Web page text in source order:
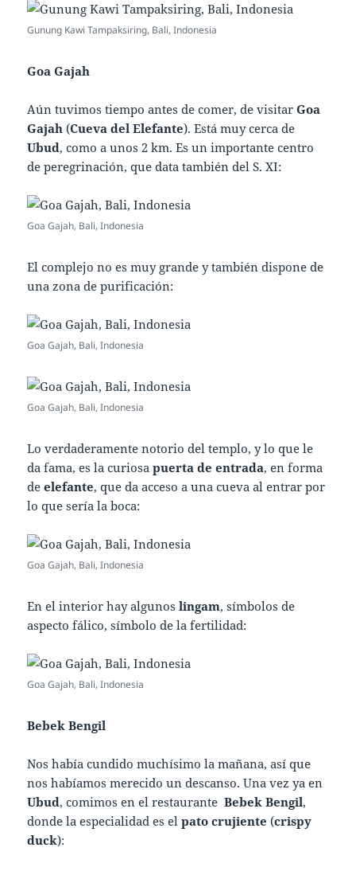
Gunung Kawi Tampaksiring, Bali, Indonesia
Goa Gajah
Aún tuvimos tiempo antes de comer, de visitarGoa
Gajah (Cueva del Elefante). Está muy cerca de
Ubud, como a unos 2 km. Es un importante centro
de peregrinación, que data también del S. XI:
Goa Gajah, Bali, Indonesia
El complejo no es muy grande y también dispone de
una zona de purificación:
Goa Gajah, Bali, Indonesia
Goa Gajah, Bali, Indonesia
Lo verdaderamente notorio del templo, y lo que le
da fama, es la curiosapuerta de entrada, en forma
deelefante, que da acceso a una cueva al entrar por
lo que sería la boca:
Goa Gajah, Bali, Indonesia
En el interior hay algunoslingam, símbolos de
aspecto fálico, símbolo de la fertilidad:
Goa Gajah, Bali, Indonesia
Bebek Bengil
Nos había cundido muchísimo la mañana, así que
nos habíamos merecido un descanso. Una vez ya en
Ubud, comimos en el restaurante Bebek Bengil,
donde la especialidad es elpato crujiente (crispy
duck):